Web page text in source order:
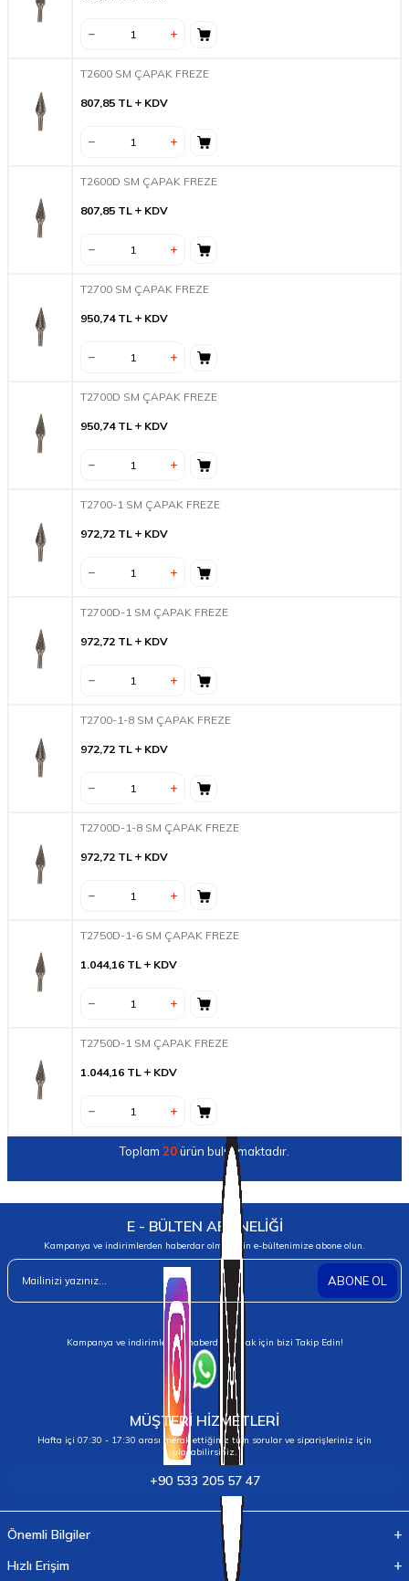
T2600 SM ÇAPAK FREZE
807,85 TL KDV
T2600D SM ÇAPAK FREZE
807,85 TL KDV
T2700 SM ÇAPAK FREZE
950,74TL KDV
T2700D SM ÇAPAK FREZE
950,74TL KDV
T2700-1 SM ÇAPAK FREZE
972,72 TL KDV
T2700D-1 SM ÇAPAK FREZE
972,72 TL KDV
T2700-1-8 SM ÇAPAK FREZE
972,72 TL KDV
T2700D-1-8 SM ÇAPAK FREZE
972,72 TL KDV
T2750D-1-6 SM ÇAPAK FREZE
1.044,16 TL KDV
T2750D-1 SM ÇAPAK FREZE
1.044,16 TL KDV
Toplam 20ürün bulunmaktadır.
E - BÜLTEN ABONELİĞİ
Kampanya ve indirimlerden haberdar olmak için e-bültenimize abone olun.
ABONE OL
Kampanya ve indirimlerden haberdar olmak için bizi Takip Edin!
MÜŞTERİ HİZMETLERİ
Hafta içi 07:30 - 17:30 arası merak ettiğiniz tüm sorular ve siparişleriniz için
ulaşabilirsiniz.
+90 533 205 57 47
Önemli Bilgiler
Hızlı Erişim